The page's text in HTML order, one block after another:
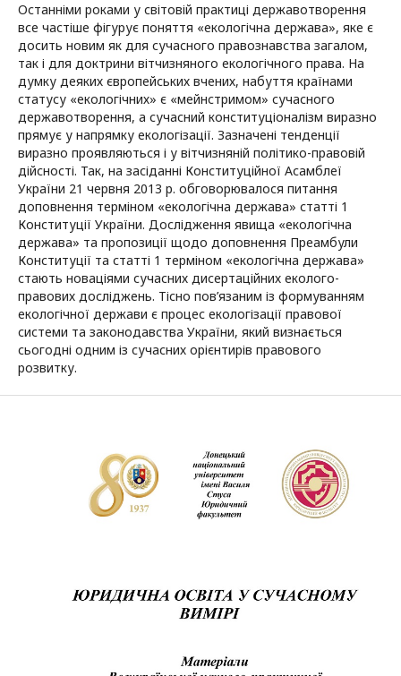
Останніми роками у світовій практиці державотворення
все частіше фігурує поняття «екологічна держава», яке є
досить новим як для сучасного правознавства загалом,
так і для доктрини вітчизняного екологічного права. На
думку деяких європейських вчених, набуття країнами
статусу «екологічних» є «мейнстримом» сучасного
державотворення, а сучасний конституціоналізм виразно
прямує у напрямку екологізації. Зазначені тенденції
виразно проявляються і у вітчизняній політико-правовій
дійсності. Так, на засіданні Конституційної Асамблеї
України 21 червня 2013 р. обговорювалося питання
доповнення терміном «екологічна держава» статті 1
Конституції України. Дослідження явища «екологічна
держава» та пропозиції щодо доповнення Преамбули
Конституції та статті 1 терміном «екологічна держава»
стають новаціями сучасних дисертаційних еколого-
правових досліджень. Тісно пов’язаним із формуванням
екологічної держави є процес екологізації правової
системи та законодавства України, який визнається
сьогодні одним із сучасних орієнтирів правового
розвитку.